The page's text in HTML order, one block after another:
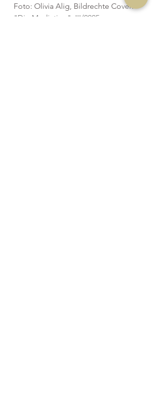
Foto: Olivia Alig, Bildrechte Cover:
"Die Mediation", III/2025